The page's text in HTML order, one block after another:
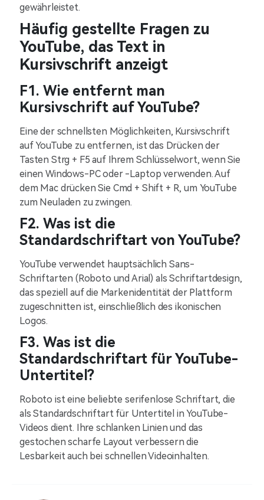
gewährleistet.
Häufig gestellte Fragen zu
YouTube, das Text in
Kursivschrift anzeigt
F1. Wie entfernt man
Kursivschrift auf YouTube?
Eine der schnellsten Möglichkeiten, Kursivschrift
auf YouTube zu entfernen, ist das Drücken der
Tasten Strg + F5 auf Ihrem Schlüsselwort, wenn Sie
einen Windows-PC oder -Laptop verwenden. Auf
dem Mac drücken Sie Cmd + Shift + R, um YouTube
zum Neuladen zu zwingen.
F2. Was ist die
Standardschriftart von YouTube?
YouTube verwendet hauptsächlich Sans-
Schriftarten (Roboto und Arial) als Schriftartdesign,
das speziell auf die Markenidentität der Plattform
zugeschnitten ist, einschließlich des ikonischen
Logos.
F3. Was ist die
Standardschriftart für YouTube-
Untertitel?
Roboto ist eine beliebte serifenlose Schriftart, die
als Standardschriftart für Untertitel in YouTube-
Videos dient. Ihre schlanken Linien und das
gestochen scharfe Layout verbessern die
Lesbarkeit auch bei schnellen Videoinhalten.